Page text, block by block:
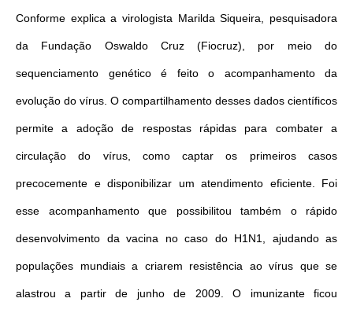
Conforme explica a virologista Marilda Siqueira, pesquisadora
da Fundação Oswaldo Cruz (Fiocruz), por meio do
sequenciamento genético é feito o acompanhamento da
evolução do vírus. O compartilhamento desses dados científicos
permite a adoção de respostas rápidas para combater a
circulação do vírus, como captar os primeiros casos
precocemente e disponibilizar um atendimento eficiente. Foi
esse acompanhamento que possibilitou também o rápido
desenvolvimento da vacina no caso do H1N1, ajudando as
populações mundiais a criarem resistência ao vírus que se
alastrou a partir de junho de 2009. O imunizante ficou